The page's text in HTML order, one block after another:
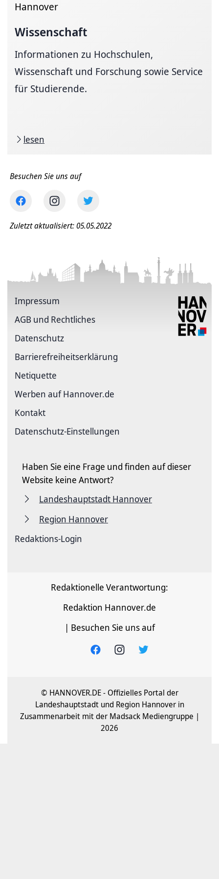
Hannover
Wissenschaft
Informationen zu Hochschulen,
Wissenschaft und Forschung sowie Service
für Studierende.
lesen
Besuchen Sie uns auf
Zuletzt aktualisiert: 05.05.2022
Impressum
AGB und Rechtliches
Datenschutz
Barriere­freiheits­erklärung
Netiquette
Werben auf Hannover.de
Kontakt
Datenschutz-Einstellungen
Haben Sie eine Frage und finden auf dieser
Website keine Antwort?
Landeshauptstadt Hannover
Region Hannover
Redaktions-Login
Redaktionelle Verantwortung:
Redaktion Hannover.de
| Besuchen Sie uns auf
© HANNOVER.DE - Offizielles Portal der
Landeshauptstadt und Region Hannover in
Zusammenarbeit mit der Madsack Mediengruppe |
2026